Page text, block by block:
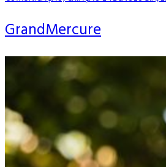
GrandMercure